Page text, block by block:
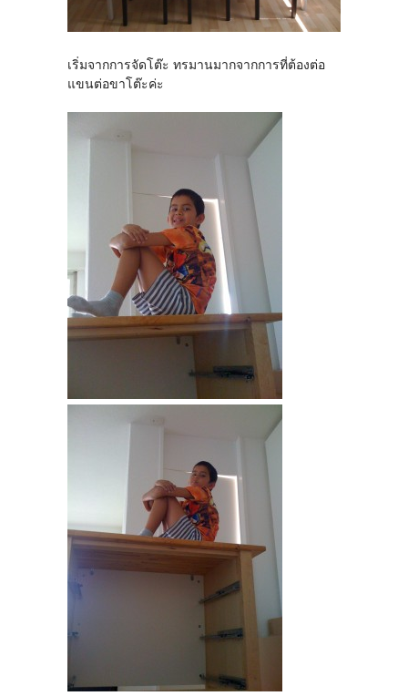
เริ่มจากการจัดโต๊ะ ทรมานมากจากการที่ต้องต่อ
แขนต่อขาโต๊ะค่ะ